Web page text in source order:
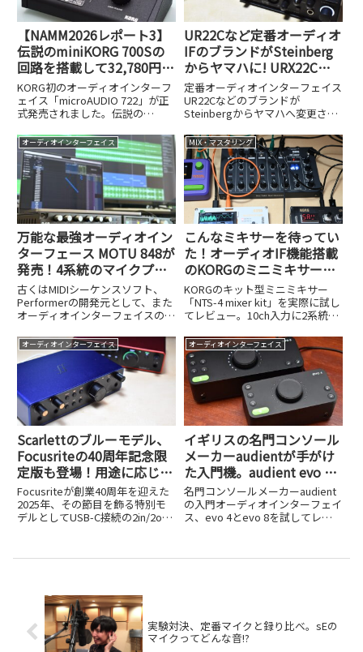
【NAMM2026レポート3】
伝説のminiKORG 700Sの
回路を搭載して32,780円!?
アナログフィルター内蔵オ
ーディオIF、KORG
microAUDIO 722の実力
KORG初のオーディオインターフ
ェイス「microAUDIO 722」が正
式発売されました。伝説の
ター回路を搭載した実力を32,780
円という価格とともに検証しま
す。
UR22Cなど定番オーディオ
IFのブランドがSteinberg
からヤマハに! URX22Cや
UR22MK3など品番も変更
定番オーディオインターフェイス
UR22Cなどのブランドが
Steinbergからヤマハへ変更され
新しい品番と変更の背景を解説し
ます。
オーディオインターフェイス
万能な最強オーディオイン
ターフェース MOTU 848が
発売！4系統のマイクプリ
と12系統のアナログ出力を
備えた28×32入出力、
TB4/USB4、Milan対応
AVBなどを搭載
古くはMIDIシーケンスソフト、
Performerの開発元として、また
オーディオインターフェイスの黎
MOTU。そんなプロフェッショナ
ルな現場から絶大な信頼を得る
MOTUから、ThunderboltやUSB-
MIX・マスタリング
こんなミキサーを待ってい
た！オーディオIF機能搭載
のKORGのミニミキサー、
NTS-4が超強力で便利だ！
KORGのキット型ミニミキサー
「NTS-4 mixer kit」を実際に試し
てレビュー。10ch入力に2系統デ
SEND/RETURNを備え、USBオー
ディオ/MIDIインターフェイス機
能も搭載。コンパクトに制作環境
を完結できる魅力を詳しく解説し
ます。
オーディオインターフェイス
Scarlettのブルーモデル、
Focusriteの40周年記念限
定版も登場！用途に応じた
幅広いラインナップが用意
されたScarlett 4th Gen
Focusriteが創業40周年を迎えた
2025年、その節目を飾る特別モ
デルとしてUSB-C接続の2in/2out
Edition（Scarlett AE）」が発...
オーディオインターフェイス
イギリスの名門コンソール
メーカーaudientが手がけ
た入門機。audient evo 4
とevo 8を試してみた
名門コンソールメーカーaudient
の入門オーディオインターフェイ
ス、evo 4とevo 8を試してレビ
けで最適レベルが決まるスマート
実験対決、定番マイクと録り比べ。sEの
マイクってどんな音!?